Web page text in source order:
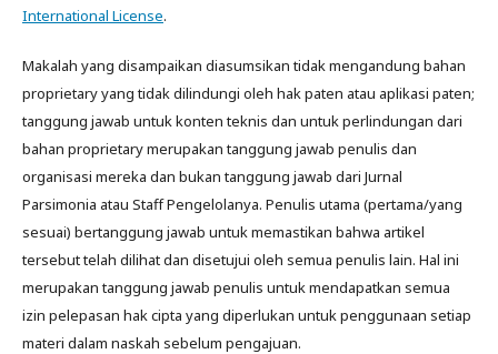
International License.
Makalah yang disampaikan diasumsikan tidak mengandung bahan
proprietary yang tidak dilindungi oleh hak paten atau aplikasi paten;
tanggung jawab untuk konten teknis dan untuk perlindungan dari
bahan proprietary merupakan tanggung jawab penulis dan
organisasi mereka dan bukan tanggung jawab dari Jurnal
Parsimonia atau Staff Pengelolanya. Penulis utama (pertama/yang
sesuai) bertanggung jawab untuk memastikan bahwa artikel
tersebut telah dilihat dan disetujui oleh semua penulis lain. Hal ini
merupakan tanggung jawab penulis untuk mendapatkan semua
izin pelepasan hak cipta yang diperlukan untuk penggunaan setiap
materi dalam naskah sebelum pengajuan.